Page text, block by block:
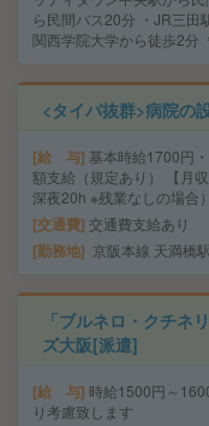
ら民間バス20分 ・JR三田
関西学院大学から徒歩2分
<タイパ抜群>病院の
給 与 基本時給1700円
額支給（規定あり） 【月
深夜20h ※残業なしの場合）
交通費 交通費支給あり
勤務地 京阪本線 天満橋
「ブルネロ・クチ
ズ大阪[派遣]
給 与 時給1500円～
り考慮致します